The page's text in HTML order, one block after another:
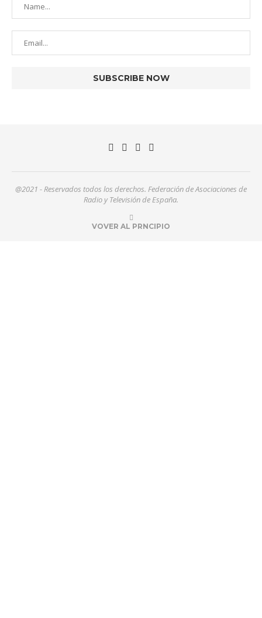
@2021 - Reservados todos los derechos. Federación de Asociaciones de
Radio y Televisión de España.
VOVER AL PRNCIPIO